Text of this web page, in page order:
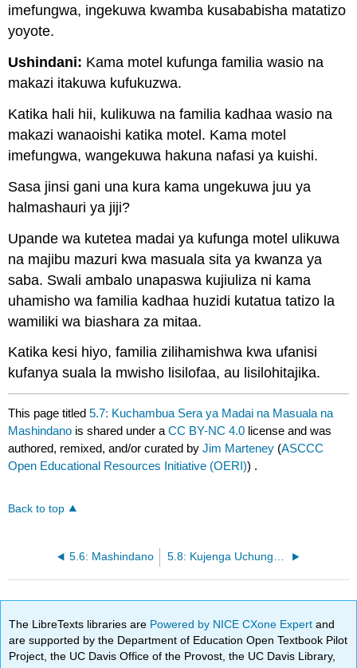
imefungwa, ingekuwa kwamba kusababisha matatizo
yoyote.
Ushindani: Kama motel kufunga familia wasio na
makazi itakuwa kufukuzwa.
Katika hali hii, kulikuwa na familia kadhaa wasio na
makazi wanaoishi katika motel. Kama motel
imefungwa, wangekuwa hakuna nafasi ya kuishi.
Sasa jinsi gani una kura kama ungekuwa juu ya
halmashauri ya jiji?
Upande wa kutetea madai ya kufunga motel ulikuwa
na majibu mazuri kwa masuala sita ya kwanza ya
saba. Swali ambalo unapaswa kujiuliza ni kama
uhamisho wa familia kadhaa huzidi kutatua tatizo la
wamiliki wa biashara za mitaa.
Katika kesi hiyo, familia zilihamishwa kwa ufanisi
kufanya suala la mwisho lisilofaa, au lisilohitajika.
This page titled5.7: Kuchambua Sera ya Madai na Masuala na
Mashindano is shared under aCC BY-NC 4.0 license and was
authored, remixed, and/or curated byJim Marteney (ASCCC
Open Educational Resources Initiative (OERI)) .
Back to top
5.6: Mashindano 5.8: Kujenga Uchunguzi
The LibreTexts libraries are Powered by NICE CXone Expertand
are supported by the Department of Education Open Textbook Pilot
Project, the UC Davis Office of the Provost, the UC Davis Library,